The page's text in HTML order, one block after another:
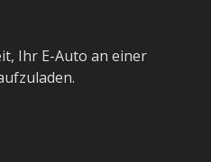
Ihr E-Auto an einer